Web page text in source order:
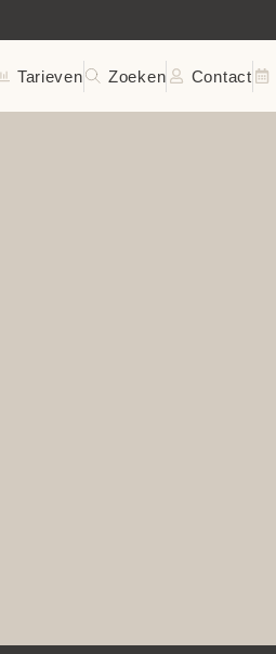
Tarieven Zoeken Contact